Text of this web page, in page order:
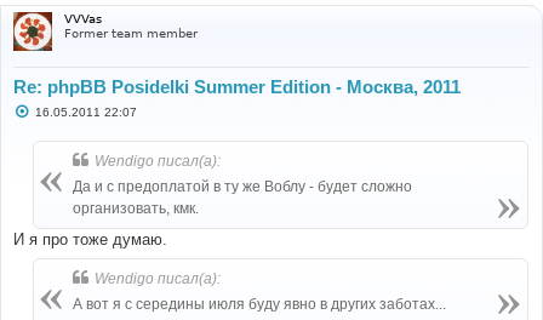
VVVas
Former team member
Re: phpBB Posidelki Summer Edition - Москва, 2011
С
е
16.05.2011 22:07
Wendigo писал(а):
Да и с предоплатой в ту же Воблу - будет сложно
организовать, кмк.
И я про тоже думаю.
Wendigo писал(а):
А вот я с середины июля буду явно в других заботах...